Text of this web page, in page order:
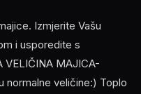
Izmjerite Vašu
i usporedite s
VELIČINA MAJICA-
normalne veličine:) Toplo